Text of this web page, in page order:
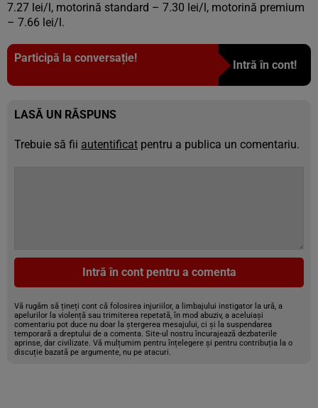
7.27 lei/l, motorină standard – 7.30 lei/l, motorină premium
– 7.66 lei/l.
Participă la conversație!
Intră în cont!
LASĂ UN RĂSPUNS
Trebuie să fii autentificat pentru a publica un comentariu.
Intră în cont pentru a comenta
Vă rugăm să țineți cont că folosirea injuriilor, a limbajului instigator la ură, a
apelurilor la violență sau trimiterea repetată, în mod abuziv, a aceluiași
comentariu pot duce nu doar la ștergerea mesajului, ci și la suspendarea
temporară a dreptului de a comenta. Site-ul nostru încurajează dezbaterile
aprinse, dar civilizate. Vă mulțumim pentru înțelegere și pentru contribuția la o
discuție bazată pe argumente, nu pe atacuri.